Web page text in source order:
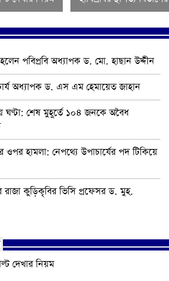
হলেন পবিপ্রবি অধ্যাপক ড. মো. হাছান উদ্দীন
অধ্যাপক ড. এস এম হেমায়েত জাহান
ঘণ্টা: শেষ মুহূর্তে ১০৪ জনকে অবৈধ
ওপর হামলা: নেপথ্যে উপাচার্যের পদ টিকিয়ে
রাজা কুড়িকৃবির ভিসি প্রফেসর ড. মুহ.
দেখার নিয়ম